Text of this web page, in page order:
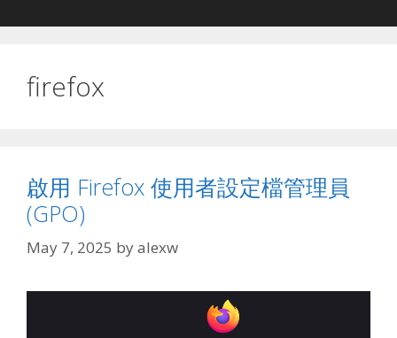
firefox
啟用 Firefox 使用者設定檔管理員
(GPO)
May 7, 2025 byalexw